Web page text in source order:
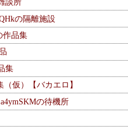
談所
の隔離施設
作品集
集
（仮）【バカエロ】
の待機所